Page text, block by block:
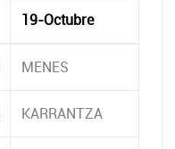
19-Octubre
MENES
KARRANTZA